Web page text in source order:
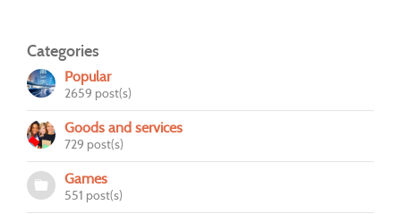
Categories
Popular
2659 post(s)
Goods and services
729 post(s)
Games
551 post(s)